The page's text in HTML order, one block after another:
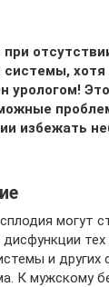
хотя
урологом!
избежать
могут
тех
и других
К мужскому